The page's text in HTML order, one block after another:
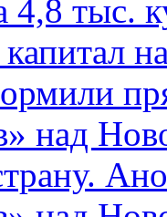
4,8 тыс.
над